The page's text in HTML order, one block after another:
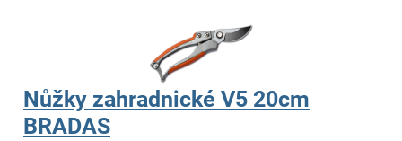
Nůžky zahradnické V5 20cm
BRADAS